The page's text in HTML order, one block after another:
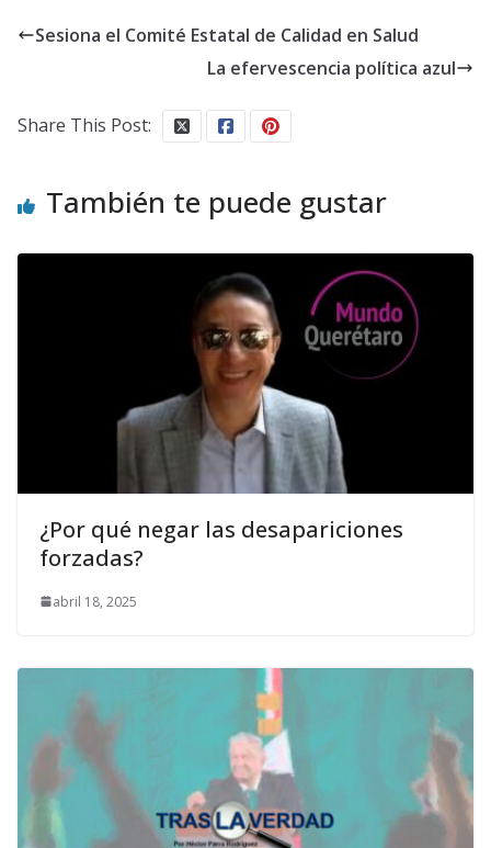
Sesiona el Comité Estatal de Calidad en Salud
La efervescencia política azul
Share This Post:
También te puede gustar
¿Por qué negar las desapariciones
forzadas?
abril 18, 2025